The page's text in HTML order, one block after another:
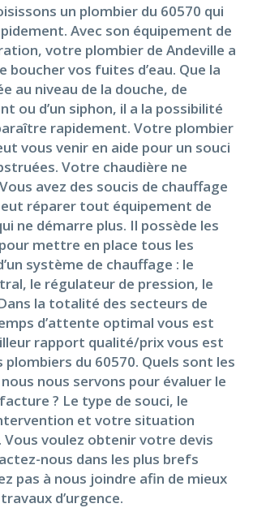
un plombier du 60570 qui
Avec son équipement de
votre plombier de Andeville a
boucher vos fuites d’eau. Que la
au niveau de la douche, de
ou d’un siphon, il a la possibilité
rapidement. Votre plombier
vous venir en aide pour un souci
Votre chaudière ne
avez des soucis de chauffage
réparer tout équipement de
ne démarre plus. Il possède les
mettre en place tous les
système de chauffage : le
le régulateur de pression, le
la totalité des secteurs de
d’attente optimal vous est
rapport qualité/prix vous est
plombiers du 60570. Quels sont les
nous servons pour évaluer le
? Le type de souci, le
et votre situation
Vous voulez obtenir votre devis
nous dans les plus brefs
pas à nous joindre afin de mieux
d’urgence.